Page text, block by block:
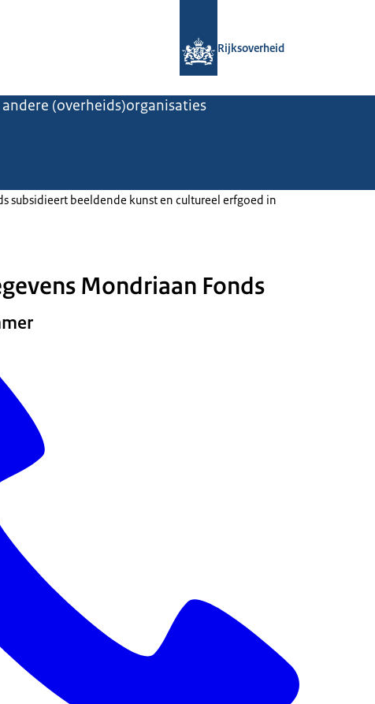
Rijksoverheid
(overheids)organisaties
subsidieert beeldende kunst en cultureel erfgoed in
Mondriaan Fonds